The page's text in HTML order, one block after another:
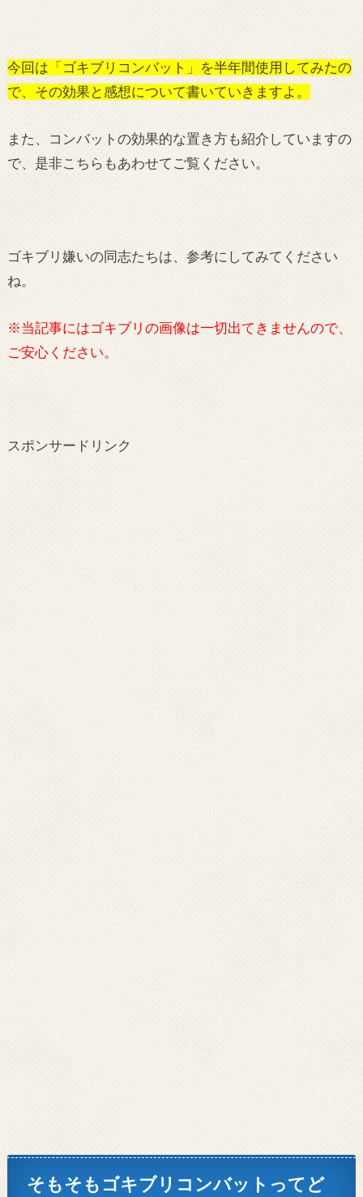
今回は「ゴキブリコンバット」を半年間使用してみたの
で、その効果と感想について書いていきますよ。
また、コンバットの効果的な置き方も紹介していますの
で、是非こちらもあわせてご覧ください。
ゴキブリ嫌いの同志たちは、参考にしてみてください
ね。
※当記事にはゴキブリの画像は一切出てきませんので、
ご安心ください。
スポンサードリンク
そもそもゴキブリコンバットってど